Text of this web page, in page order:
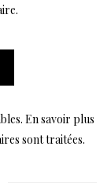
En savoir plus
sont traitées.